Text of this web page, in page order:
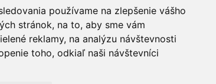
používame na zlepšenie vášho
stránok, na to, aby sme vám
reklamy, na analýzu návštevnosti
toho, odkiaľ naši návštevníci